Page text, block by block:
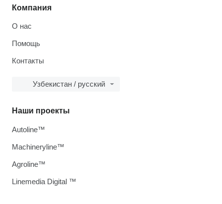
Компания
О нас
Помощь
Контакты
Узбекистан / русский
Наши проекты
Autoline™
Machineryline™
Agroline™
Linemedia Digital ™